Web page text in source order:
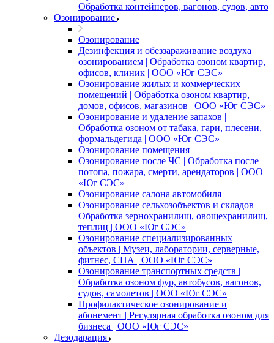
Обработка контейнеров, вагонов, судов, авто
Озонирование
Озонирование
Дезинфекция и обеззараживание воздуха
озонированием | Обработка озоном квартир,
офисов, клиник | ООО «Юг СЭС»
Озонирование жилых и коммерческих
помещений | Обработка озоном квартир,
домов, офисов, магазинов | ООО «Юг СЭС»
Озонирование и удаление запахов |
Обработка озоном от табака, гари, плесени,
формальдегида | ООО «Юг СЭС»
Озонирование помещения
Озонирование после ЧС | Обработка после
потопа, пожара, смерти, арендаторов | ООО
«Юг СЭС»
Озонирование салона автомобиля
Озонирование сельхозобъектов и складов |
Обработка зернохранилищ, овощехранилищ,
теплиц | ООО «Юг СЭС»
Озонирование специализированных
объектов | Музеи, лаборатории, серверные,
фитнес, СПА | ООО «Юг СЭС»
Озонирование транспортных средств |
Обработка озоном фур, автобусов, вагонов,
судов, самолетов | ООО «Юг СЭС»
Профилактическое озонирование и
абонемент | Регулярная обработка озоном для
бизнеса | ООО «Юг СЭС»
Дезодарация